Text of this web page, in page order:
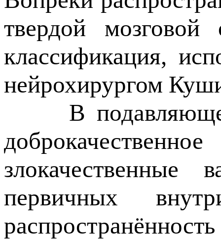
твердой
классификация,
нейрохирургом
В подавляющем
первичных